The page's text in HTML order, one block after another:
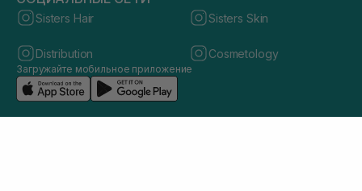
Sisters Hair Sisters Skin
Distribution Cosmetology
Загружайте мобильное приложение